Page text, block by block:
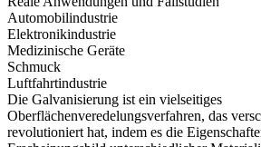
Automobilindustrie
Elektronikindustrie
Medizinische Geräte
Schmuck
Luftfahrtindustrie
Die Galvanisierung ist ein vielseitiges
Oberflächenveredelungsverfahren, das
revolutioniert hat, indem es die